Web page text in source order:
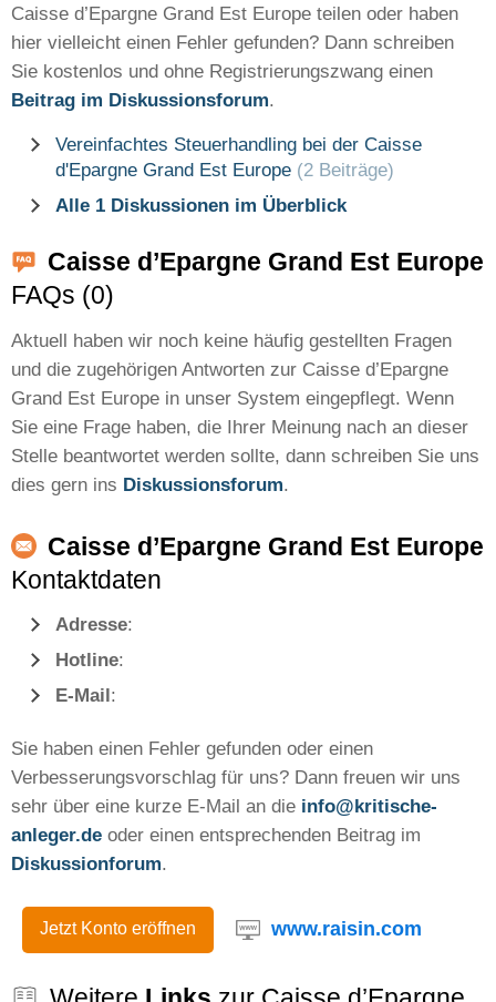
Caisse d’Epargne Grand Est Europe teilen oder haben
hier vielleicht einen Fehler gefunden? Dann schreiben
Sie kostenlos und ohne Registrierungszwang einen
Beitrag im Diskussionsforum.
Vereinfachtes Steuerhandling bei der Caisse
d'Epargne Grand Est Europe (2 Beiträge)
Alle 1 Diskussionen im Überblick
Caisse d’Epargne Grand Est Europe
FAQs (0)
Aktuell haben wir noch keine häufig gestellten Fragen
und die zugehörigen Antworten zur Caisse d’Epargne
Grand Est Europe in unser System eingepflegt. Wenn
Sie eine Frage haben, die Ihrer Meinung nach an dieser
Stelle beantwortet werden sollte, dann schreiben Sie uns
dies gern ins Diskussionsforum.
Caisse d’Epargne Grand Est Europe
Kontaktdaten
Adresse:
Hotline:
E-Mail:
Sie haben einen Fehler gefunden oder einen
Verbesserungsvorschlag für uns? Dann freuen wir uns
sehr über eine kurze E-Mail an die info@kritische-
anleger.de oder einen entsprechenden Beitrag im
Diskussionforum.
Jetzt Konto eröffnen www.raisin.com